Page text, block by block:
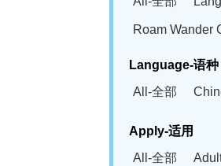
Roam Wander
Language-语种
All-全部
Bahasa
Apply-适用
All-全部